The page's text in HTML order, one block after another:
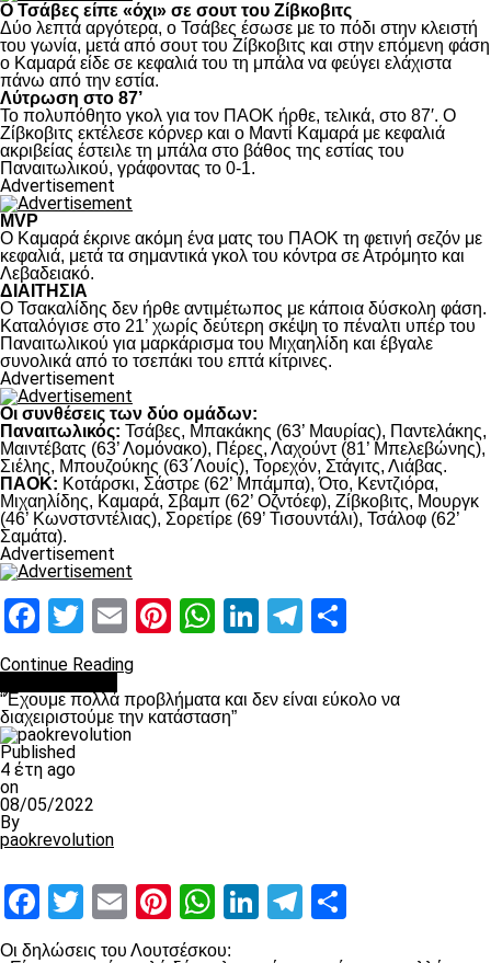
Ο Τσάβες είπε «όχι» σε σουτ του Ζίβκοβιτς
Δύο λεπτά αργότερα, ο Τσάβες έσωσε με το πόδι στην κλειστή
του γωνία, μετά από σουτ του Ζίβκοβιτς και στην επόμενη φάση
ο Καμαρά είδε σε κεφαλιά του τη μπάλα να φεύγει ελάχιστα
πάνω από την εστία.
Λύτρωση στο 87’
Το πολυπόθητο γκολ για τον ΠΑΟΚ ήρθε, τελικά, στο 87′. Ο
Ζίβκοβιτς εκτέλεσε κόρνερ και ο Μαντί Καμαρά με κεφαλιά
ακριβείας έστειλε τη μπάλα στο βάθος της εστίας του
Παναιτωλικού, γράφοντας το 0-1.
Advertisement
MVP
Ο Καμαρά έκρινε ακόμη ένα ματς του ΠΑΟΚ τη φετινή σεζόν με
κεφαλιά, μετά τα σημαντικά γκολ του κόντρα σε Ατρόμητο και
Λεβαδειακό.
ΔΙΑΙΤΗΣΙΑ
Ο Τσακαλίδης δεν ήρθε αντιμέτωπος με κάποια δύσκολη φάση.
Καταλόγισε στο 21’ χωρίς δεύτερη σκέψη το πέναλτι υπέρ του
Παναιτωλικού για μαρκάρισμα του Μιχαηλίδη και έβγαλε
συνολικά από το τσεπάκι του επτά κίτρινες.
Advertisement
Οι συνθέσεις των δύο ομάδων:
Παναιτωλικός: Τσάβες, Μπακάκης (63’ Μαυρίας), Παντελάκης,
Μαιντέβατς (63’ Λομόνακο), Πέρες, Λαχούντ (81’ Μπελεβώνης),
Σιέλης, Μπουζούκης (63΄Λουίς), Τορεχόν, Στάγιτς, Λιάβας.
ΠΑΟΚ: Κοτάρσκι, Σάστρε (62’ Μπάμπα), Ότο, Κεντζιόρα,
Μιχαηλίδης, Καμαρά, Σβαμπ (62’ Οζντόεφ), Ζίβκοβιτς, Μουργκ
(46’ Κωνστσντέλιας), Σορετίρε (69’ Τισουντάλι), Τσάλοφ (62’
Σαμάτα).
Advertisement
Facebook
Twitter
EmailPinterest
WhatsApp
LinkedIn
Telegram
Continue Reading
“Έχουμε πολλά προβλήματα και δεν είναι εύκολο να
διαχειριστούμε την κατάσταση”
Published
4 έτη ago
on
08/05/2022
By
paokrevolution
Facebook
Twitter
EmailPinterest
WhatsApp
LinkedIn
Telegram
Οι δηλώσεις του Λουτσέσκου: